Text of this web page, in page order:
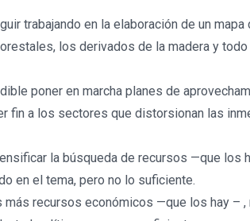
trabajando en la elaboración de un
los derivados de la madera y todo
poner en marcha planes de
fin a los sectores que distorsionan las
la búsqueda de recursos —que los
en el tema, pero no lo suficiente.
más recursos económicos —que los hay –